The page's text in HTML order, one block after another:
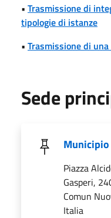
• Trasmissione di
tipologie di istanze
• Trasmissione di
Sede
Municipio
Piazza
Gasperi,
Comun
Italia